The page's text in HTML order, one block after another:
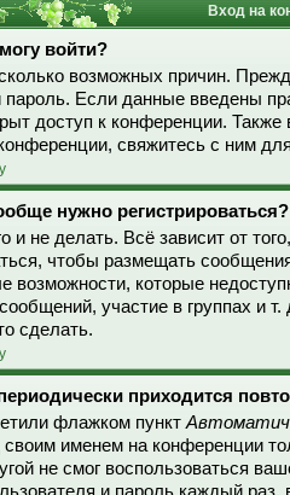
Вход на
войти?
возможных причин.
пароль. Если данные введены
доступ к конференции. Также
свяжитесь с ним
нужно регистрироваться?
и не делать. Всё зависит от
чтобы размещать
возможности, которые
участие в группах и
сделать.
приходится
флажком пункт
своим именем на конференции
не смог воспользоваться